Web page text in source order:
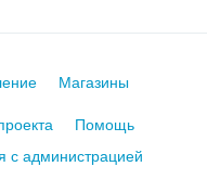
Магазины
Помощь
с администрацией